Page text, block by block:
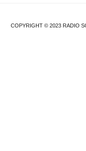
COPYRIGHT © 2023 RADIO